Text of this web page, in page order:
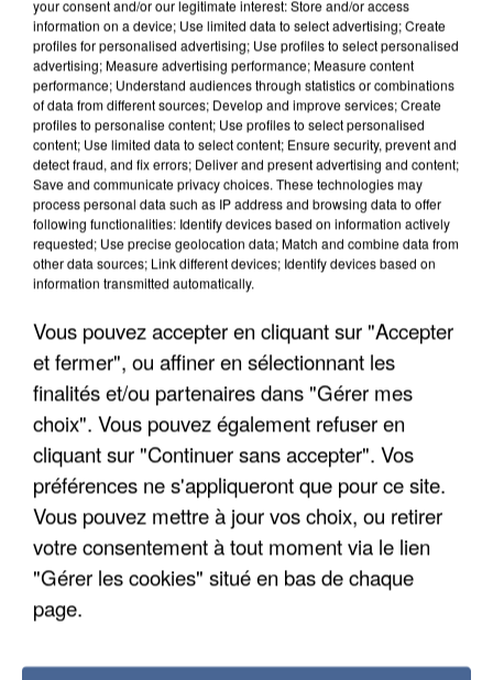
APRÈS TOUTES CES CANICULES, LES REFUGES
your consent and/or our legitimate interest: Store and/or access
information on a device; Use limited data to select advertising; Create
profiles for personalised advertising; Use profiles to select personalised
advertising; Measure advertising performance; Measure content
performance; Understand audiences through statistics or combinations
of data from different sources; Develop and improve services; Create
profiles to personalise content; Use profiles to select personalised
content; Use limited data to select content; Ensure security, prevent and
detect fraud, and fix errors; Deliver and present advertising and content;
Save and communicate privacy choices. These technologies may
process personal data such as IP address and browsing data to offer
following functionalities: Identify devices based on information actively
requested; Use precise geolocation data; Match and combine data from
other data sources; Link different devices; Identify devices based on
information transmitted automatically.
Vous pouvez accepter en cliquant sur "Accepter
et fermer", ou affiner en sélectionnant les
finalités et/ou partenaires dans "Gérer mes
choix". Vous pouvez également refuser en
cliquant sur "Continuer sans accepter". Vos
préférences ne s'appliqueront que pour ce site.
Vous pouvez mettre à jour vos choix, ou retirer
votre consentement à tout moment via le lien
"Gérer les cookies" situé en bas de chaque
page.